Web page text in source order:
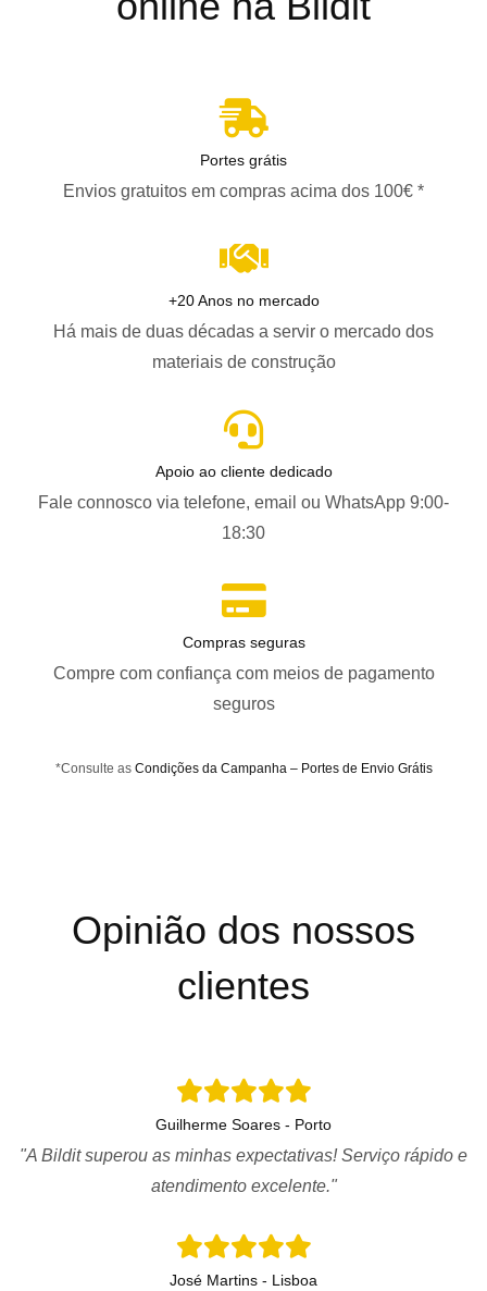
Portes grátis
Envios gratuitos em compras acima dos 100€ *
+20 Anos no mercado
Há mais de duas décadas a servir o mercado dos
materiais de construção
Apoio ao cliente dedicado
Fale connosco via telefone, email ou WhatsApp 9:00-
18:30
Compras seguras
Compre com confiança com meios de pagamento
seguros
*Consulte as Condições da Campanha – Portes de Envio Grátis
Opinião dos nossos
clientes
Guilherme Soares - Porto
"A Bildit superou as minhas expectativas! Serviço rápido e
atendimento excelente."
José Martins - Lisboa